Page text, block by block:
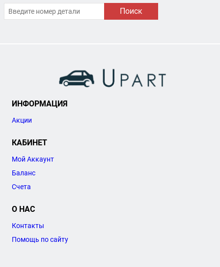
Поиск
ИНФОРМАЦИЯ
Акции
КАБИНЕТ
Мой Аккаунт
Баланс
Счета
О НАС
Контакты
Помощь по сайту